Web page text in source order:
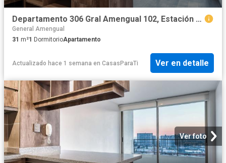
Departamento 306 Gral Amengual 102, Estación Central
General Amengual
31 m²1 DormitorioApartamento
Actualizado hace 1 semana en CasasParaTi Ver en detalle
Ver foto